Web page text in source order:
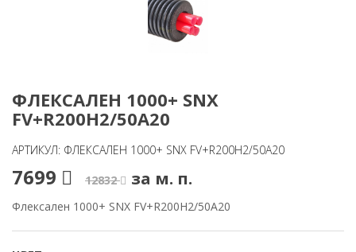
ФЛЕКСАЛЕН 1000+ SNX
FV+R200H2/50A20
АРТИКУЛ: ФЛЕКСАЛЕН 1000+ SNX FV+R200H2/50A20
7699 12832 за м. п.
Флексален 1000+ SNX FV+R200H2/50A20